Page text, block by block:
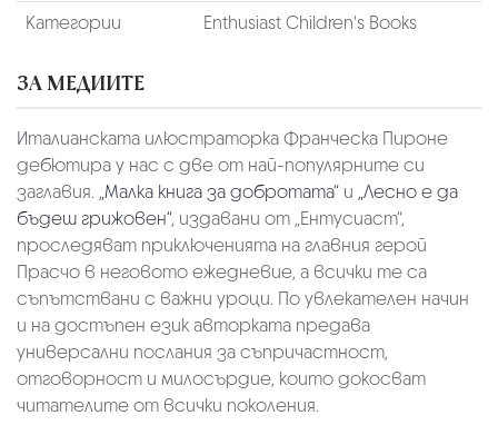
Категории
Enthusiast Children's Books
ЗА МЕДИИТЕ
Италианската илюстраторка Франческа Пироне
дебютира у нас с две от най-популярните си
заглавия. „Малка книга за добротата“ и „Лесно е да
бъдеш грижовен“, издавани от „Ентусиаст“,
проследяват приключенията на главния герой
Прасчо в неговото ежедневие, а всички те са
съпътствани с важни уроци. По увлекателен начин
и на достъпен език авторката предава
универсални послания за съпричастност,
отговорност и милосърдие, които докосват
читателите от всички поколения.